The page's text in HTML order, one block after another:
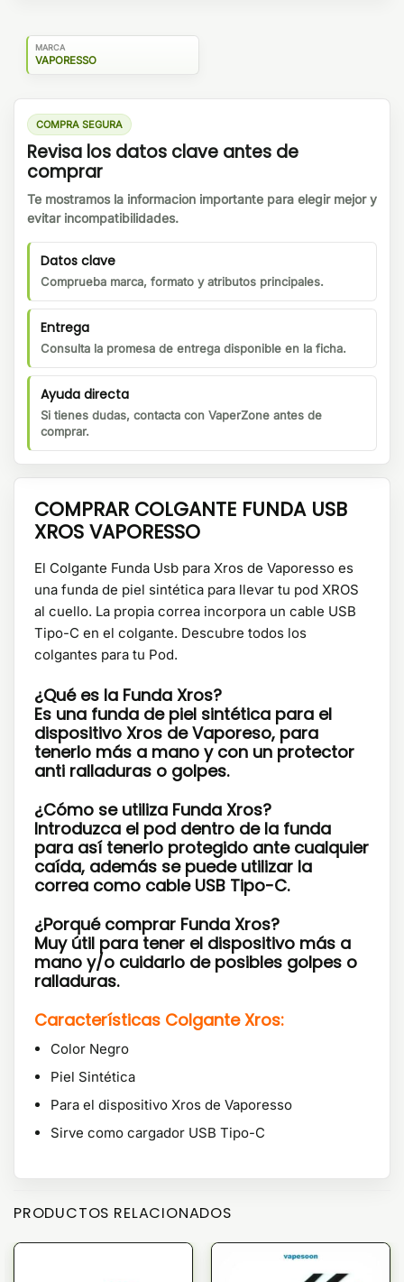
MARCA
VAPORESSO
COMPRA SEGURA
Revisa los datos clave antes de
comprar
Te mostramos la informacion importante para elegir mejor y
evitar incompatibilidades.
Datos clave
Comprueba marca, formato y atributos principales.
Entrega
Consulta la promesa de entrega disponible en la ficha.
Ayuda directa
Si tienes dudas, contacta con VaperZone antes de
comprar.
COMPRAR COLGANTE FUNDA USB
XROS VAPORESSO
El Colgante Funda Usb para Xros de Vaporesso es
una funda de piel sintética para llevar tu pod XROS
al cuello. La propia correa incorpora un cable USB
Tipo-C en el colgante. Descubre todos los
colgantes para tu Pod.
¿Qué es la Funda Xros?
Es una funda de piel sintética para el
dispositivo Xros de Vaporeso, para
tenerlo más a mano y con un protector
anti ralladuras o golpes.
¿Cómo se utiliza Funda Xros?
Introduzca el pod dentro de la funda
para así tenerlo protegido ante cualquier
caída, además se puede utilizar la
correa como cable USB Tipo-C.
¿Porqué comprar Funda Xros?
Muy útil para tener el dispositivo más a
mano y/o cuidarlo de posibles golpes o
ralladuras.
Características Colgante Xros:
Color Negro
Piel Sintética
Para el dispositivo Xros de Vaporesso
Sirve como cargador USB Tipo-C
PRODUCTOS RELACIONADOS